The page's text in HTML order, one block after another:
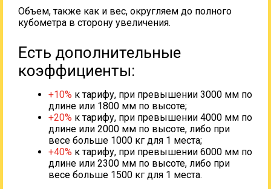
Объем, также как и вес, округляем до полного
кубометра в сторону увеличения.
Есть дополнительные
коэффициенты:
+10% к тарифу, при превышении 3000 мм по
длине или 1800 мм по высоте;
+20% к тарифу, при превышении 4000 мм по
длине или 2000 мм по высоте, либо при
весе больше 1000 кг для 1 места;
+40% к тарифу, при превышении 6000 мм по
длине или 2300 мм по высоте, либо при
весе больше 1500 кг для 1 места.